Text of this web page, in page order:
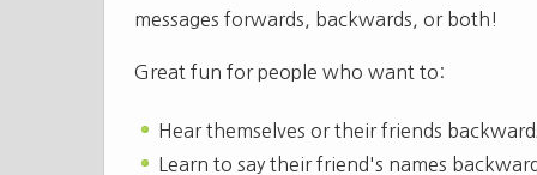
messages forwards, backwards, or both!
Great fun for people who want to:
Hear themselves or their friends
Learn to say their friend's names